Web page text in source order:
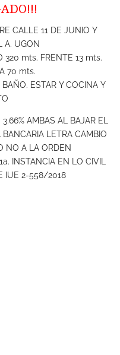
CALLE 11 DE JUNIO Y
A. UGON
320 mts. FRENTE 13 mts.
70 mts.
ESTAR Y COCINA Y
AMBAS AL BAJAR EL
LETRA CAMBIO
NO A LA ORDEN
INSTANCIA EN LO CIVIL
IUE 2-558/2018